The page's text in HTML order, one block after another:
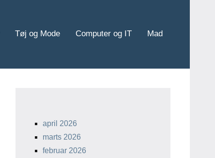
Tøj og Mode Computer og IT Mad
april 2026
marts 2026
februar 2026